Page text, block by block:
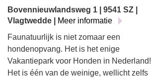
Bovennieuwlandsweg 1 | 9541 SZ |
Vlagtwedde |
Meer informatie
Faunatuurlijk is niet zomaar een
hondenopvang. Het is het enige
Vakantiepark voor Honden in Nederland!
Het is één van de weinige, wellicht zelfs